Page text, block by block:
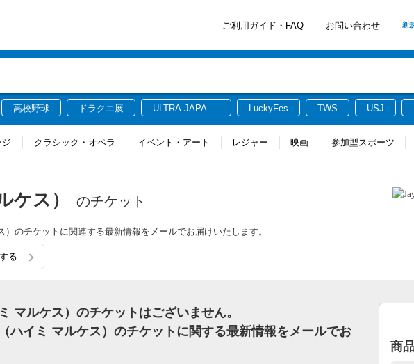
ご利用ガイド・FAQ お問い合わせ 新
高校野球 ドラクエ展
ULTRA JAPAN
LuckyFes TWS USJ
クラシック・オペラ イベント・アート レジャー 映画 参加型スポーツ
ケス） のチケット
のチケットに関連する最新情報をメールでお届けいたします。
る
マルケス）のチケットはございません。
ハイミ マルケス）のチケットに関する最新情報をメールでお
商